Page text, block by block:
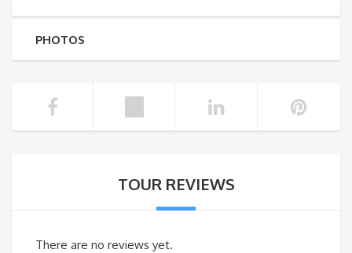
PHOTOS
TOUR REVIEWS
There are no reviews yet.